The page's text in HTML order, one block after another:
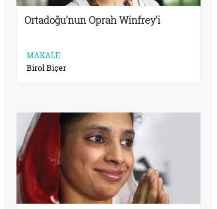
Ortadoğu’nun Oprah Winfrey’i
MAKALE
Birol Biçer